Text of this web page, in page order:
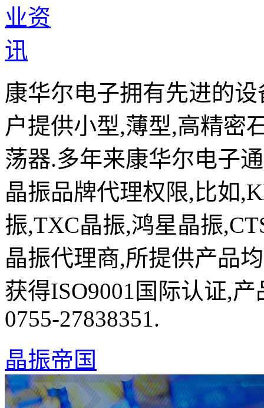
康华尔电子拥有先进的
户提供小型,薄型,高精密
荡器.多年来康华尔电子
晶振品牌代理权限,比如
振,TXC晶振,鸿星晶振
晶振代理商,所提供产品
获得ISO9001国际认证,
0755-27838351.
晶振帝国